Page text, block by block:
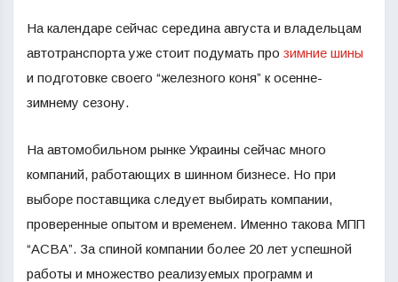
На календаре сейчас середина августа и владельцам
автотранспорта уже стоит подумать про зимние шины
и подготовке своего “железного коня” к осенне-
зимнему сезону.
На автомобильном рынке Украины сейчас много
компаний, работающих в шинном бизнесе. Но при
выборе поставщика следует выбирать компании,
проверенные опытом и временем. Именно такова МПП
“АСВА”. За спиной компании более 20 лет успешной
работы и множество реализуемых программ и